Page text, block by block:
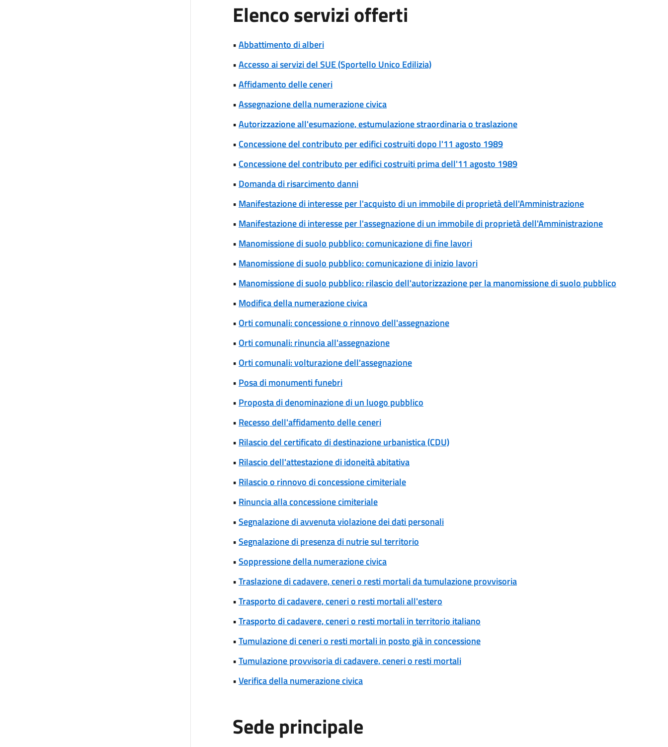
Elenco servizi offerti
•Abbattimento di alberi
•Accesso ai servizi del SUE (Sportello Unico Edilizia)
•Affidamento delle ceneri
•Assegnazione della numerazione civica
•Autorizzazione all'esumazione, estumulazione straordinaria o traslazione
• Concessione del contributo per edifici costruiti dopo l'11 agosto 1989
• Concessione del contributo per edifici costruiti prima dell'11 agosto 1989
• Domanda di risarcimento danni
• Manifestazione di interesse per l'acquisto di un immobile di proprietà dell'Amministrazione
• Manifestazione di interesse per l'assegnazione di un immobile di proprietà dell'Amministrazione
• Manomissione di suolo pubblico: comunicazione di fine lavori
• Manomissione di suolo pubblico: comunicazione di inizio lavori
• Manomissione di suolo pubblico: rilascio dell'autorizzazione per la manomissione di suolo pubblico
• Modifica della numerazione civica
•Orti comunali: concessione o rinnovo dell'assegnazione
•Orti comunali: rinuncia all'assegnazione
•Orti comunali: volturazione dell'assegnazione
• Posa di monumenti funebri
• Proposta di denominazione di un luogo pubblico
• Recesso dell'affidamento delle ceneri
• Rilascio del certificato di destinazione urbanistica (CDU)
• Rilascio dell'attestazione di idoneità abitativa
• Rilascio o rinnovo di concessione cimiteriale
• Rinuncia alla concessione cimiteriale
•Segnalazione di avvenuta violazione dei dati personali
•Segnalazione di presenza di nutrie sul territorio
•Soppressione della numerazione civica
•Traslazione di cadavere, ceneri o resti mortali da tumulazione provvisoria
•Trasporto di cadavere, ceneri o resti mortali all'estero
•Trasporto di cadavere, ceneri o resti mortali in territorio italiano
•Tumulazione di ceneri o resti mortali in posto già in concessione
•Tumulazione provvisoria di cadavere, ceneri o resti mortali
•Verifica della numerazione civica
Sede principale